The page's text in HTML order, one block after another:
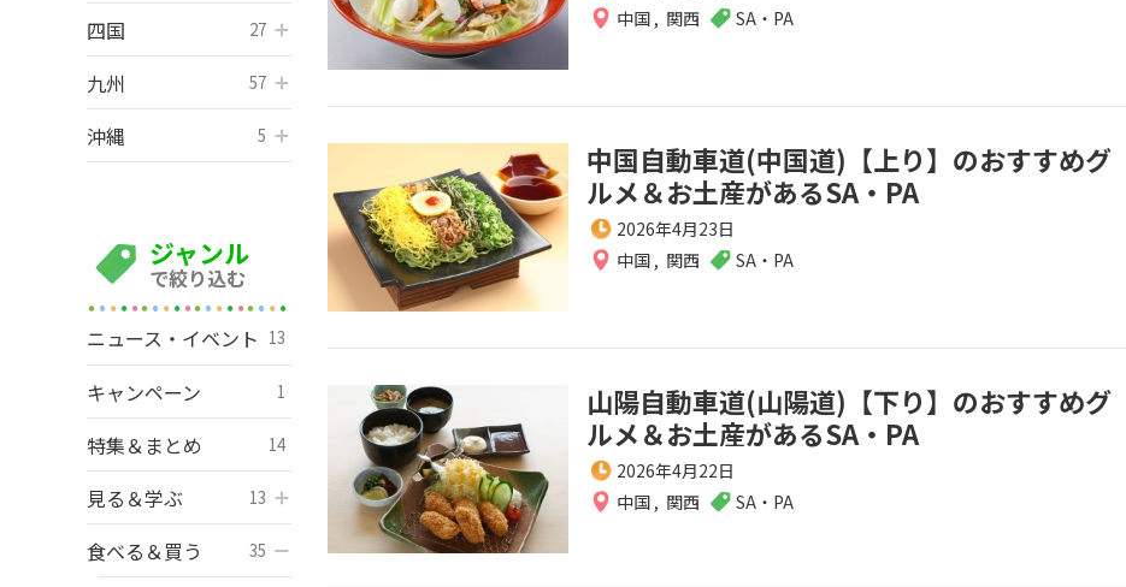
四国 27
九州
57
沖縄
5
ジャンル
で絞り込む
ニュース・イベント 13
キャンペーン 1
特集＆まとめ 14
見る＆学ぶ 13
食べる＆買う
35 開く
中国 , 関西 SA・PA
中国自動車道(中国道)【上り】のおすすめグ
ルメ＆お土産があるSA・PA
2026年4月23日
中国 , 関西 SA・PA
山陽自動車道(山陽道)【下り】のおすすめグ
ルメ＆お土産があるSA・PA
2026年4月22日
中国 , 関西 SA・PA